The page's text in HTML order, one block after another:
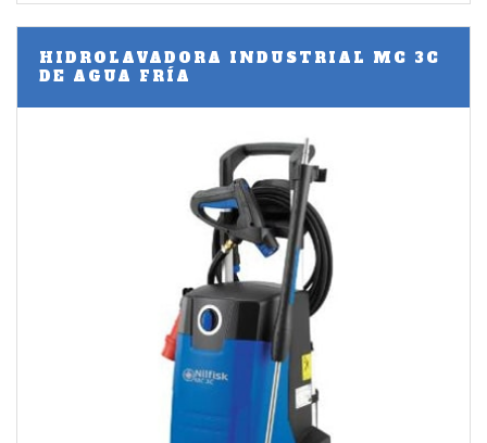
HIDROLAVADORA INDUSTRIAL MC 3C
DE AGUA FRÍA